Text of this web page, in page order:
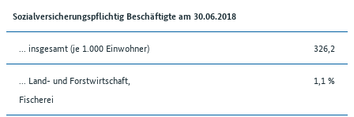
Sozialversicherungspflichtig Beschäftigte am 30.06.2018
... insgesamt (je 1.000 Einwohner) 326,2
... Land- und Forstwirtschaft,
Fischerei
1,1 %